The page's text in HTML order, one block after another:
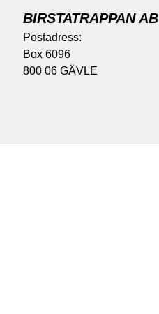
BIRSTATRAPPAN AB
Postadress:
​​​​​​​Box 6096
800 06 GÄVLE